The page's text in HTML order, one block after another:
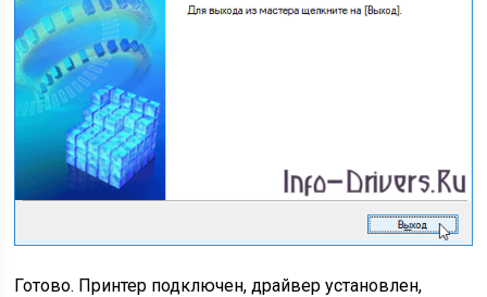
Готово. Принтер подключен, драйвер установлен,